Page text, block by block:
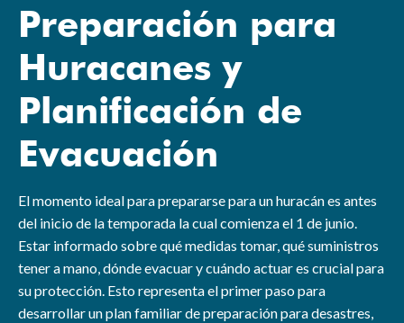
Preparación para
Huracanes y
Planificación de
Evacuación
El momento ideal para prepararse para un huracán es antes
del inicio de la temporada la cual comienza el 1 de junio.
Estar informado sobre qué medidas tomar, qué suministros
tener a mano, dónde evacuar y cuándo actuar es crucial para
su protección. Esto representa el primer paso para
desarrollar un plan familiar de preparación para desastres,